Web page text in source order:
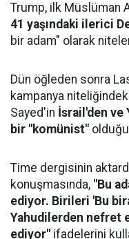
Trump, ilk Müslüman
41 yaşındaki ilerici
bir adam" olarak
Dün öğleden sonra
kampanya
Sayed'in İsrail'den ve
bir "komünist"
Time dergisinin
konuşmasında, "Bu
ediyor. Birileri 'Bu
Yahudilerden nefret
ediyor" ifadelerini